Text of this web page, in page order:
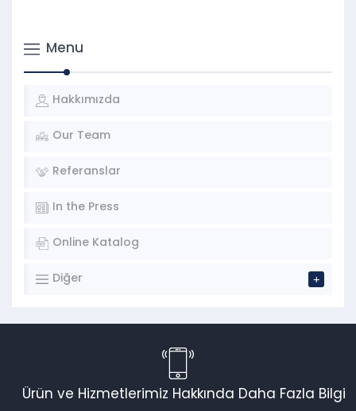
Menu
Hakkımızda
Our Team
Referanslar
In the Press
Online Katalog
Diğer
Ürün ve Hizmetlerimiz Hakkında Daha Fazla Bilgi